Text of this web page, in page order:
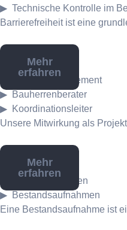
Technische Kontrolle im
Barrierefreiheit ist eine
Mehr
erfahren
Bauprojektmanagement
Bauherrenberater
Koordinationsleiter
Unsere Mitwirkung als
Mehr
erfahren
Bestandsaufnahmen
Bestandsaufnahmen
Eine Bestandsaufnahme ist